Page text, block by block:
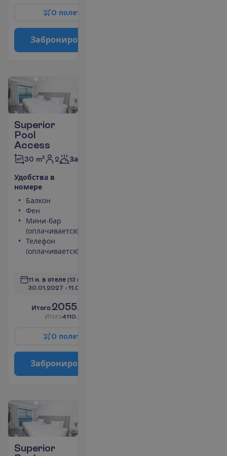
О полет
Заброниро
Superior
Pool
Access
30 m² 2 Завтраки
Удобства в
номере
Балкон
Фен
Мини-бар
(оплачивается)
Телефон
(оплачивается)
11 н. в отеле (13 н. всего)
30.01.2027 - 11.02.2027
Итого:2055.00
Итого4110.00
О полет
Заброниро
Superior